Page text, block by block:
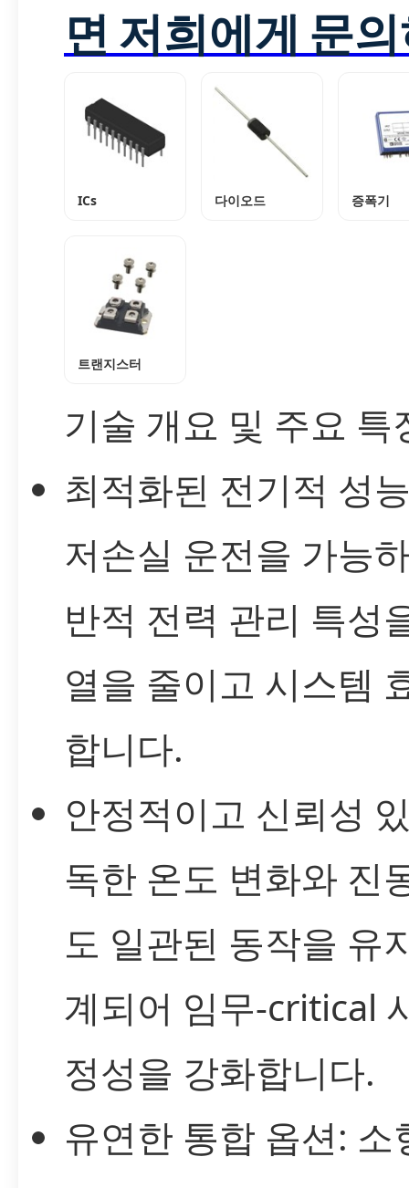
면 저희에게 문
ICs 다이오드 증폭기
트랜지스터
기술 개요 및 주요 특
최적화된 전기적 성
저손실 운전을 가능
반적 전력 관리 특성
열을 줄이고 시스템
합니다.
안정적이고 신뢰성
독한 온도 변화와 진
도 일관된 동작을 유
계되어 임무-critical
정성을 강화합니다.
유연한 통합 옵션: 소